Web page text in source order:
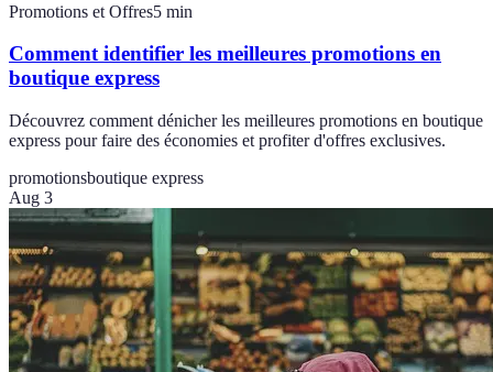
Promotions et Offres5 min
Comment identifier les meilleures promotions en
boutique express
Découvrez comment dénicher les meilleures promotions en boutique
express pour faire des économies et profiter d'offres exclusives.
promotionsboutique express
Aug 3